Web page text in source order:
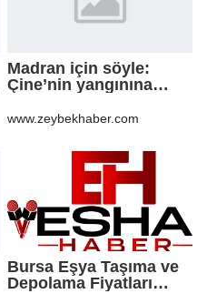
Madran için söyle:
Çine’nin yangınına
www.zeybekhaber.com
Bursa Eşya Taşıma ve
Depolama Fiyatları